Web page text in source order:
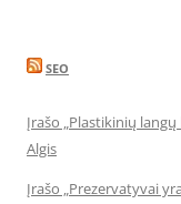
SEO
Įrašo „Plastikinių
Algis
Įrašo „Prezervatyvai